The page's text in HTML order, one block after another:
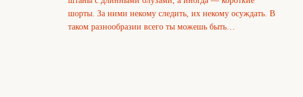
шорты. За ними некому следить, их некому осуждать. В
таком разнообразии всего ты можешь быть…